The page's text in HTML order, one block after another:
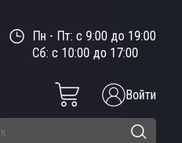
Пн - Пт: с 9:00 до 19:00
Сб: с 10:00 до 17:00
Войти